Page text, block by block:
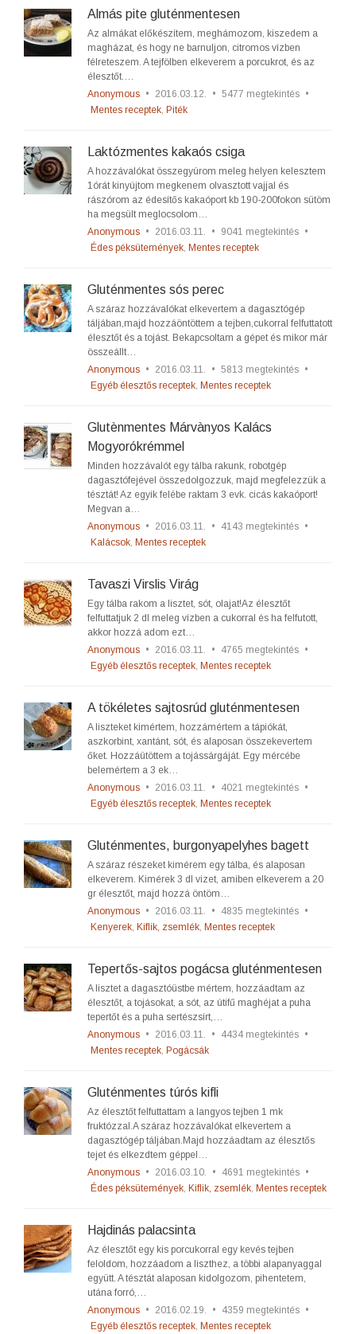
Almás pite gluténmentesen
Az almákat előkészítem, meghámozom, kiszedem a
magházat, és hogy ne barnuljon, citromos vízben
félreteszem. A tejfölben elkeverem a porcukrot, és az
élesztőt.…
Anonymous • 2016.03.12. • 5477 megtekintés •
Mentes receptek, Piték
Laktózmentes kakaós csiga
A hozzávalókat összegyúrom meleg helyen kelesztem
1órát kinyújtom megkenem olvasztott vajjal és
rászórom az édesítős kakaóport kb 190-200fokon sütöm
ha megsült meglocsolom…
Anonymous • 2016.03.11. • 9041 megtekintés •
Édes péksütemények, Mentes receptek
Gluténmentes sós perec
A száraz hozzávalókat elkevertem a dagasztógép
táljában,majd hozzáöntöttem a tejben,cukorral felfuttatott
élesztőt és a tojást. Bekapcsoltam a gépet és mikor már
összeállt…
Anonymous • 2016.03.11. • 5813 megtekintés •
Egyéb élesztős receptek, Mentes receptek
Glutènmentes Márvànyos Kalács
Mogyorókrémmel
Minden hozzávalót egy tálba rakunk, robotgép
dagasztófejével összedolgozzuk, majd megfelezzük a
tésztát! Az egyik felébe raktam 3 evk. cicás kakaóport!
Megvan a…
Anonymous • 2016.03.11. • 4143 megtekintés •
Kalácsok, Mentes receptek
Tavaszi Virslis Virág
Egy tálba rakom a lisztet, sót, olajat!Az élesztőt
felfuttatjuk 2 dl meleg vízben a cukorral és ha felfutott,
akkor hozzá adom ezt…
Anonymous • 2016.03.11. • 4765 megtekintés •
Egyéb élesztős receptek, Mentes receptek
A tökéletes sajtosrúd gluténmentesen
A liszteket kimértem, hozzámértem a tápiókát,
aszkorbint, xantánt, sót, és alaposan összekevertem
őket. Hozzáütöttem a tojássárgáját. Egy mércébe
belemértem a 3 ek…
Anonymous • 2016.03.11. • 4021 megtekintés •
Egyéb élesztős receptek, Mentes receptek
Gluténmentes, burgonyapelyhes bagett
A száraz részeket kimérem egy tálba, és alaposan
elkeverem. Kimérek 3 dl vizet, amiben elkeverem a 20
gr élesztőt, majd hozzá öntöm…
Anonymous • 2016.03.11. • 4835 megtekintés •
Kenyerek, Kiflik, zsemlék, Mentes receptek
Tepertős-sajtos pogácsa gluténmentesen
A lisztet a dagasztóüstbe mértem, hozzáadtam az
élesztőt, a tojásokat, a sót, az útifű maghéjat a puha
tepertőt és a puha sertészsírt,…
Anonymous • 2016.03.11. • 4434 megtekintés •
Mentes receptek, Pogácsák
Gluténmentes túrós kifli
Az élesztőt felfuttattam a langyos tejben 1 mk
fruktózzal.A száraz hozzávalókat elkevertem a
dagasztógép táljában.Majd hozzáadtam az élesztős
tejet és elkezdtem géppel…
Anonymous • 2016.03.10. • 4691 megtekintés •
Édes péksütemények, Kiflik, zsemlék, Mentes receptek
Hajdinás palacsinta
Az élesztőt egy kis porcukorral egy kevés tejben
feloldom, hozzáadom a liszthez, a többi alapanyaggal
együtt. A tésztát alaposan kidolgozom, pihentetem,
utána forró,…
Anonymous • 2016.02.19. • 4359 megtekintés •
Egyéb élesztős receptek, Mentes receptek